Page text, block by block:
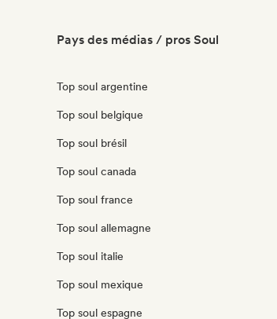
Pays des médias / pros Soul
Top soul argentine
Top soul belgique
Top soul brésil
Top soul canada
Top soul france
Top soul allemagne
Top soul italie
Top soul mexique
Top soul espagne